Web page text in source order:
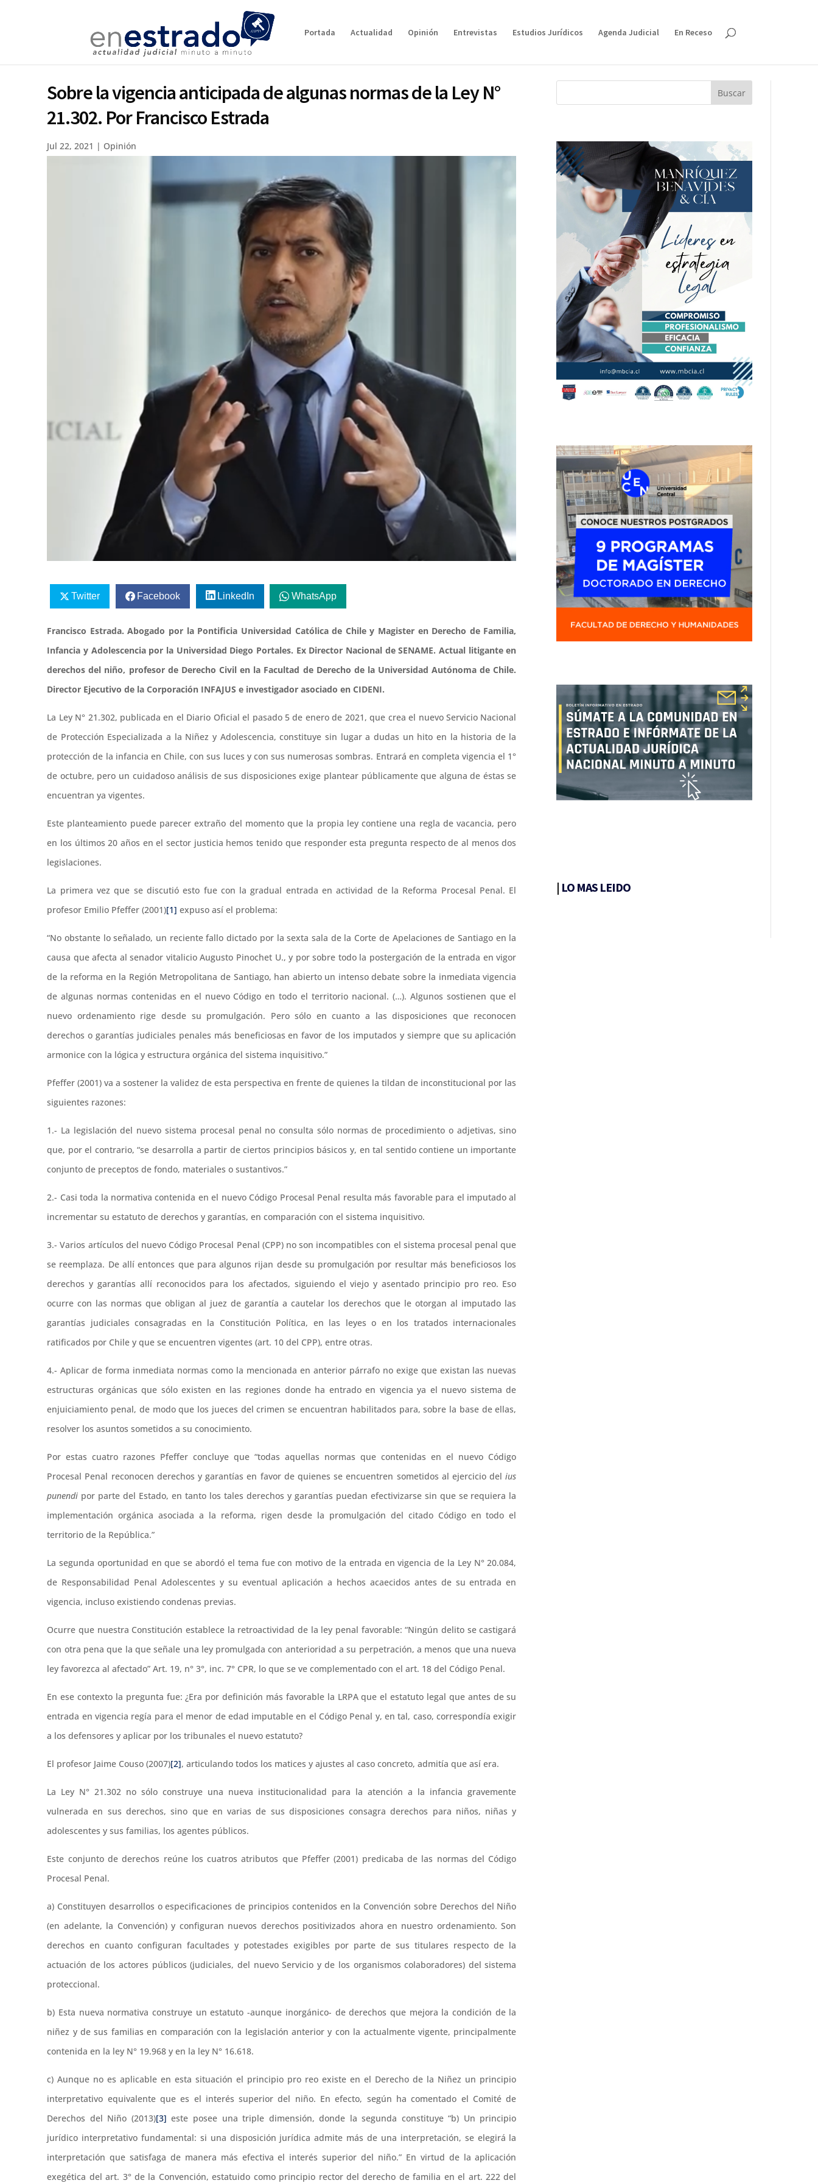
Portada Actualidad Opinión Entrevistas Estudios Jurídicos Agenda Judicial En Receso
Sobre la vigencia anticipada de algunas normas de la Ley N°
21.302. Por Francisco Estrada
Jul 22, 2021 | Opinión
Twitter Facebook LinkedIn WhatsApp
Francisco Estrada. Abogado por la Pontificia Universidad Católica de Chile y Magister en Derecho de Familia,
Infancia y Adolescencia por la Universidad Diego Portales. Ex Director Nacional de SENAME. Actual litigante en
derechos del niño, profesor de Derecho Civil en la Facultad de Derecho de la Universidad Autónoma de Chile.
Director Ejecutivo de la Corporación INFAJUS e investigador asociado en CIDENI.
La Ley N° 21.302, publicada en el Diario Oficial el pasado 5 de enero de 2021, que crea el nuevo Servicio Nacional
de Protección Especializada a la Niñez y Adolescencia, constituye sin lugar a dudas un hito en la historia de la
protección de la infancia en Chile, con sus luces y con sus numerosas sombras. Entrará en completa vigencia el 1°
de octubre, pero un cuidadoso análisis de sus disposiciones exige plantear públicamente que alguna de éstas se
encuentran ya vigentes.
Este planteamiento puede parecer extraño del momento que la propia ley contiene una regla de vacancia, pero
en los últimos 20 años en el sector justicia hemos tenido que responder esta pregunta respecto de al menos dos
legislaciones.
La primera vez que se discutió esto fue con la gradual entrada en actividad de la Reforma Procesal Penal. El
profesor Emilio Pfeffer (2001)[1] expuso así el problema:
“No obstante lo señalado, un reciente fallo dictado por la sexta sala de la Corte de Apelaciones de Santiago en la
causa que afecta al senador vitalicio Augusto Pinochet U., y por sobre todo la postergación de la entrada en vigor
de la reforma en la Región Metropolitana de Santiago, han abierto un intenso debate sobre la inmediata vigencia
de algunas normas contenidas en el nuevo Código en todo el territorio nacional. (…). Algunos sostienen que el
nuevo ordenamiento rige desde su promulgación. Pero sólo en cuanto a las disposiciones que reconocen
derechos o garantías judiciales penales más beneficiosas en favor de los imputados y siempre que su aplicación
armonice con la lógica y estructura orgánica del sistema inquisitivo.”
Pfeffer (2001) va a sostener la validez de esta perspectiva en frente de quienes la tildan de inconstitucional por las
siguientes razones:
1.- La legislación del nuevo sistema procesal penal no consulta sólo normas de procedimiento o adjetivas, sino
que, por el contrario, “se desarrolla a partir de ciertos principios básicos y, en tal sentido contiene un importante
conjunto de preceptos de fondo, materiales o sustantivos.”
2.- Casi toda la normativa contenida en el nuevo Código Procesal Penal resulta más favorable para el imputado al
incrementar su estatuto de derechos y garantías, en comparación con el sistema inquisitivo.
3.- Varios artículos del nuevo Código Procesal Penal (CPP) no son incompatibles con el sistema procesal penal que
se reemplaza. De allí entonces que para algunos rijan desde su promulgación por resultar más beneficiosos los
derechos y garantías allí reconocidos para los afectados, siguiendo el viejo y asentado principio pro reo. Eso
ocurre con las normas que obligan al juez de garantía a cautelar los derechos que le otorgan al imputado las
garantías judiciales consagradas en la Constitución Política, en las leyes o en los tratados internacionales
ratificados por Chile y que se encuentren vigentes (art. 10 del CPP), entre otras.
4.- Aplicar de forma inmediata normas como la mencionada en anterior párrafo no exige que existan las nuevas
estructuras orgánicas que sólo existen en las regiones donde ha entrado en vigencia ya el nuevo sistema de
enjuiciamiento penal, de modo que los jueces del crimen se encuentran habilitados para, sobre la base de ellas,
resolver los asuntos sometidos a su conocimiento.
Por estas cuatro razones Pfeffer concluye que “todas aquellas normas que contenidas en el nuevo Código
Procesal Penal reconocen derechos y garantías en favor de quienes se encuentren sometidos al ejercicio delius
punendi por parte del Estado, en tanto los tales derechos y garantías puedan efectivizarse sin que se requiera la
implementación orgánica asociada a la reforma, rigen desde la promulgación del citado Código en todo el
territorio de la República.”
La segunda oportunidad en que se abordó el tema fue con motivo de la entrada en vigencia de la Ley N° 20.084,
de Responsabilidad Penal Adolescentes y su eventual aplicación a hechos acaecidos antes de su entrada en
vigencia, incluso existiendo condenas previas.
Ocurre que nuestra Constitución establece la retroactividad de la ley penal favorable: “Ningún delito se castigará
con otra pena que la que señale una ley promulgada con anterioridad a su perpetración, a menos que una nueva
ley favorezca al afectado” Art. 19, n° 3°, inc. 7° CPR, lo que se ve complementado con el art. 18 del Código Penal.
En ese contexto la pregunta fue: ¿Era por definición más favorable la LRPA que el estatuto legal que antes de su
entrada en vigencia regía para el menor de edad imputable en el Código Penal y, en tal, caso, correspondía exigir
a los defensores y aplicar por los tribunales el nuevo estatuto?
El profesor Jaime Couso (2007)[2], articulando todos los matices y ajustes al caso concreto, admitía que así era.
La Ley N° 21.302 no sólo construye una nueva institucionalidad para la atención a la infancia gravemente
vulnerada en sus derechos, sino que en varias de sus disposiciones consagra derechos para niños, niñas y
adolescentes y sus familias, los agentes públicos.
Este conjunto de derechos reúne los cuatros atributos que Pfeffer (2001) predicaba de las normas del Código
Procesal Penal.
a) Constituyen desarrollos o especificaciones de principios contenidos en la Convención sobre Derechos del Niño
(en adelante, la Convención) y configuran nuevos derechos positivizados ahora en nuestro ordenamiento. Son
derechos en cuanto configuran facultades y potestades exigibles por parte de sus titulares respecto de la
actuación de los actores públicos (judiciales, del nuevo Servicio y de los organismos colaboradores) del sistema
proteccional.
b) Esta nueva normativa construye un estatuto -aunque inorgánico- de derechos que mejora la condición de la
niñez y de sus familias en comparación con la legislación anterior y con la actualmente vigente, principalmente
contenida en la ley N° 19.968 y en la ley N° 16.618.
c) Aunque no es aplicable en esta situación el principio pro reo existe en el Derecho de la Niñez un principio
interpretativo equivalente que es el interés superior del niño. En efecto, según ha comentado el Comité de
Derechos del Niño (2013)[3] este posee una triple dimensión, donde la segunda constituye “b) Un principio
jurídico interpretativo fundamental: si una disposición jurídica admite más de una interpretación, se elegirá la
interpretación que satisfaga de manera más efectiva el interés superior del niño.” En virtud de la aplicación
exegética del art. 3° de la Convención, estatuido como principio rector del derecho de familia en el art. 222 del
| LO MAS LEIDO